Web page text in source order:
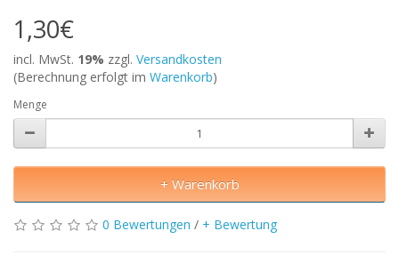
1,30€
incl. MwSt. 19% zzgl. Versandkosten
(Berechnung erfolgt im Warenkorb)
Menge
+ Warenkorb
0 Bewertungen / + Bewertung